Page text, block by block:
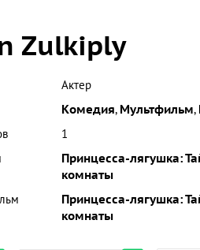
Zulkiply
Актер
Комедия, Мультфильм,
1
Принцесса-лягушка:
комнаты
Принцесса-лягушка:
комнаты